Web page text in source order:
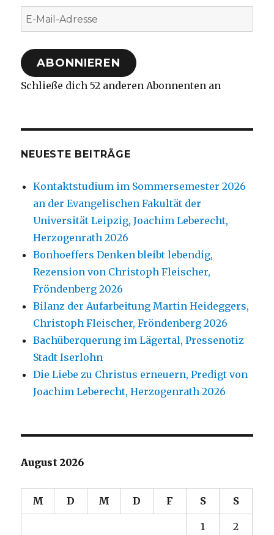
E-
Mail-
Adresse
ABONNIEREN
Schließe dich 52 anderen Abonnenten an
NEUESTE BEITRÄGE
Kontaktstudium im Sommersemester 2026
an der Evangelischen Fakultät der
Universität Leipzig, Joachim Leberecht,
Herzogenrath 2026
Bonhoeffers Denken bleibt lebendig,
Rezension von Christoph Fleischer,
Fröndenberg 2026
Bilanz der Aufarbeitung Martin Heideggers,
Christoph Fleischer, Fröndenberg 2026
Bachüberquerung im Lägertal, Pressenotiz
Stadt Iserlohn
Die Liebe zu Christus erneuern, Predigt von
Joachim Leberecht, Herzogenrath 2026
August 2026
M D M D F S S
1 2